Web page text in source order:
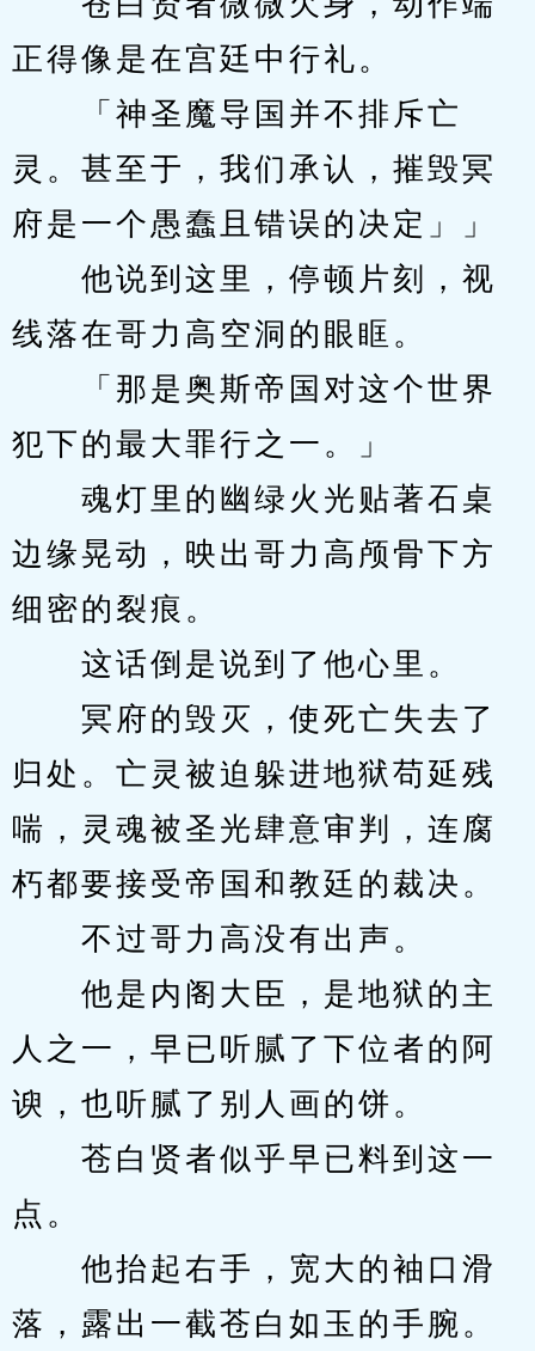
正得像是在宫廷中行礼。
「神圣魔导国并不排斥亡
灵。甚至于，我们承认，摧毁冥
府是一个愚蠢且错误的决定」」
他说到这里，停顿片刻，视
线落在哥力高空洞的眼眶。
「那是奥斯帝国对这个世界
犯下的最大罪行之一。」
魂灯里的幽绿火光贴著石桌
边缘晃动，映出哥力高颅骨下方
细密的裂痕。
这话倒是说到了他心里。
冥府的毁灭，使死亡失去了
归处。亡灵被迫躲进地狱苟延残
喘，灵魂被圣光肆意审判，连腐
朽都要接受帝国和教廷的裁决。
不过哥力高没有出声。
他是内阁大臣，是地狱的主
人之一，早已听腻了下位者的阿
谀，也听腻了别人画的饼。
苍白贤者似乎早已料到这一
点。
他抬起右手，宽大的袖口滑
落，露出一截苍白如玉的手腕。